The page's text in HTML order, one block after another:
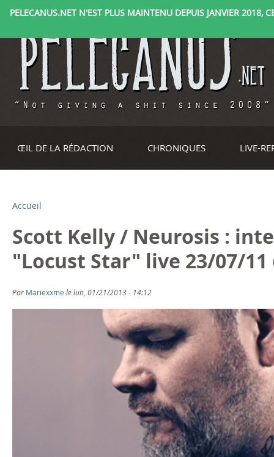
PELECANUS.NET N'EST PLUS MAINTENU DEPUIS JANVIER 2018,
ŒIL DE LA RÉDACTION CHRONIQUES LIVE-
V
o
u
s
ê
Accueil
Scott Kelly / Neurosis :
"Locust Star" live 23/07/11
Par Mariexxme le lun, 01/21/2013 - 14:12